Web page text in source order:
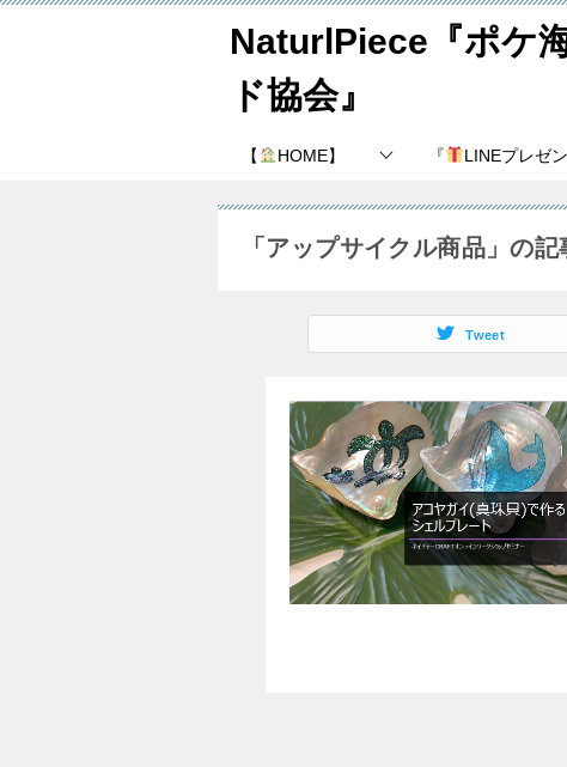
NaturlPiece『ポケ
ド協会』
【 HOME】 『 LINEプレゼン
「アップサイクル商品」の記
Tweet